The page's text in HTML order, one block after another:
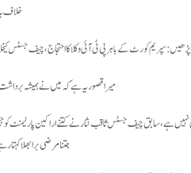
خلاف
پڑھیں : سپریم کورٹ کے باہر پی ٹی آئی وکلا کا احتجاج، چیف
میرا قصور یہ ہے کہ میں نے ہمیشہ برداشت
ہے، سابق چیف جسٹس ثاقب نثار نے کتنے اراکین پارلیمنٹ کو جیل
جتنا مرضی برا بھلا